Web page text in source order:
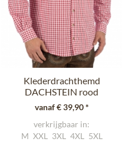
Klederdrachthemd
DACHSTEIN rood
(Regular Fit)
vanaf € 39,90 *
verkrijgbaar in:
M XXL 3XL 4XL 5XL